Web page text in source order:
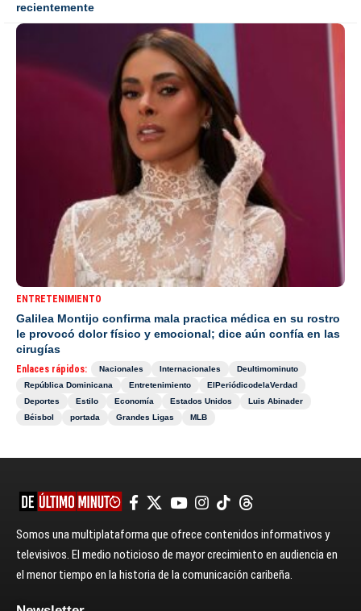
recientemente
ENTRETENIMIENTO
Galilea Montijo confirma mala practica médica en su rostro
le provocó dolor físico y emocional; dice aún confía en las
cirugías
Enlaces rápidos: Nacionales Internacionales
Deultimominuto
República Dominicana
Entretenimiento
ElPeriódicodelaVerdad
Deportes
Estilo Economía Estados Unidos
Luis Abinader
Béisbol
portada Grandes Ligas MLB
Somos una multiplataforma que ofrece contenidos informativos y
televisivos. El medio noticioso de mayor crecimiento en audiencia en
el menor tiempo en la historia de la comunicación caribeña.